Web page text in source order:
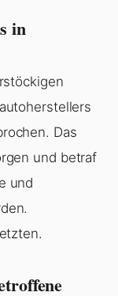
in
Das
und betraf
und